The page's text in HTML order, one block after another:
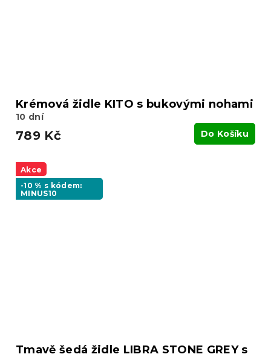
Krémová židle KITO s bukovými nohami
10 dní
789 Kč Do Košíku
Akce
-10 % s kódem:
MINUS10
Tmavě šedá židle LIBRA STONE GREY s